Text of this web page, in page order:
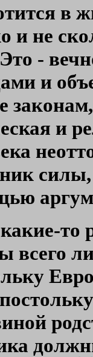
в
и не
-
и
и
то
всего